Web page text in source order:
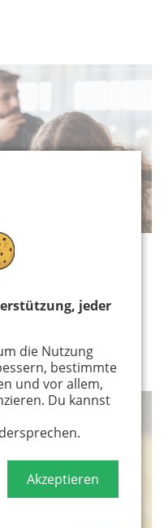
jeder
die Nutzung
bestimmte
und vor allem,
Du kannst
Akzeptieren
Was Eltern
nicht
Welche
und wo